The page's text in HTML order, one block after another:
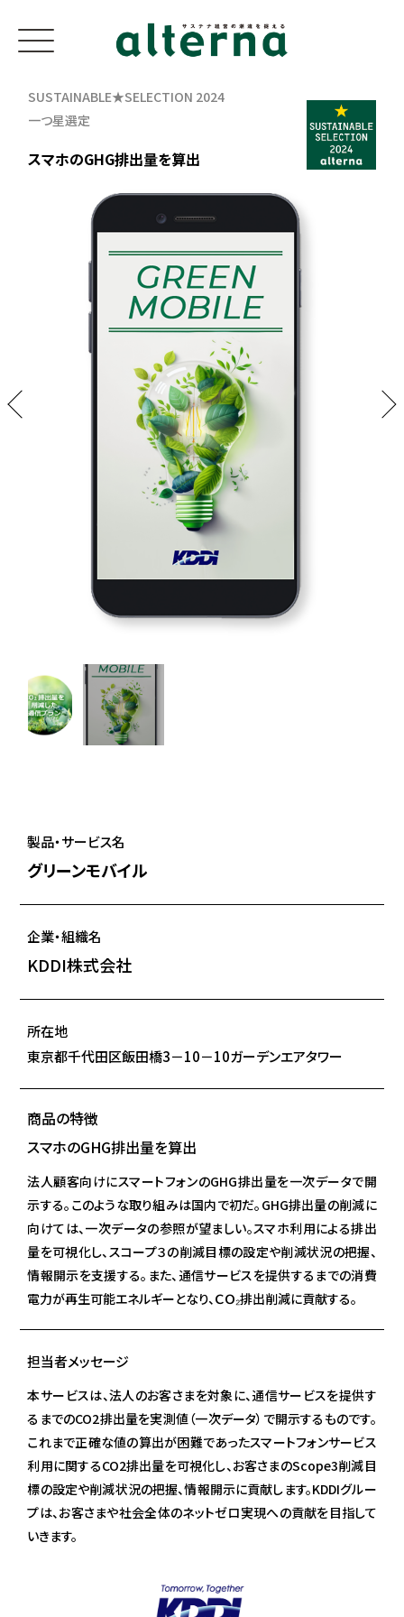
SUSTAINABLE★SELECTION 2024
一つ星選定
スマホのGHG排出量を算出
製品・サービス名
グリーンモバイル
企業・組織名
KDDI株式会社
所在地
東京都千代田区飯田橋3－10－10ガーデンエアタワー
商品の特徴
スマホのGHG排出量を算出
法人顧客向けにスマートフォンのGHG排出量を一次データで開
示する。このような取り組みは国内で初だ。GHG排出量の削減に
向けては、一次データの参照が望ましい。スマホ利用による排出
量を可視化し、スコープ３の削減目標の設定や削減状況の把握、
情報開示を支援する。また、通信サービスを提供するまでの消費
電力が再生可能エネルギーとなり、ＣＯ₂排出削減に貢献する。
担当者メッセージ
本サービスは、法人のお客さまを対象に、通信サービスを提供す
るまでのCO2排出量を実測値（一次データ）で開示するものです。
これまで正確な値の算出が困難であったスマートフォンサービス
利用に関するCO2排出量を可視化し、お客さまのScope3削減目
標の設定や削減状況の把握、情報開示に貢献します。KDDIグルー
プは、お客さまや社会全体のネットゼロ実現への貢献を目指して
いきます。